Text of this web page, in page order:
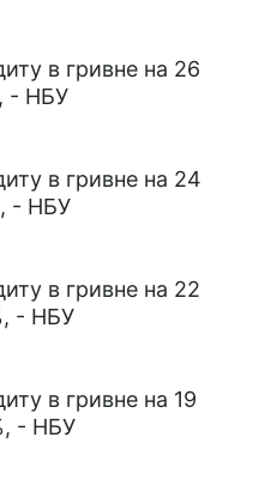
в гривне на 26
- НБУ
в гривне на 24
- НБУ
в гривне на 22
- НБУ
в гривне на 19
- НБУ